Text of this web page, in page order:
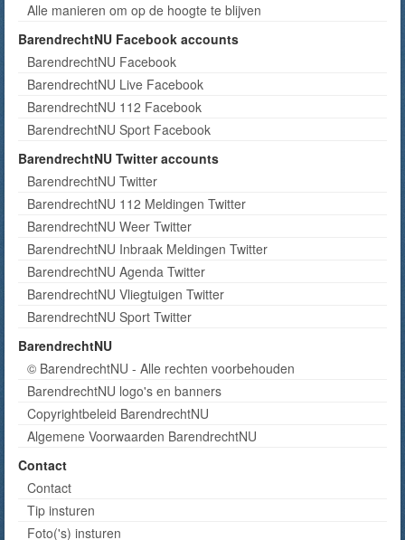
Alle manieren om op de hoogte te blijven
BarendrechtNU Facebook accounts
BarendrechtNU Facebook
BarendrechtNU Live Facebook
BarendrechtNU 112 Facebook
BarendrechtNU Sport Facebook
BarendrechtNU Twitter accounts
BarendrechtNU Twitter
BarendrechtNU 112 Meldingen Twitter
BarendrechtNU Weer Twitter
BarendrechtNU Inbraak Meldingen Twitter
BarendrechtNU Agenda Twitter
BarendrechtNU Vliegtuigen Twitter
BarendrechtNU Sport Twitter
BarendrechtNU
© BarendrechtNU - Alle rechten voorbehouden
BarendrechtNU logo's en banners
Copyrightbeleid BarendrechtNU
Algemene Voorwaarden BarendrechtNU
Contact
Contact
Tip insturen
Foto('s) insturen